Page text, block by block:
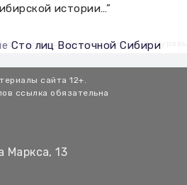
истории…”
Сто лиц Восточной Сибири
краеведческий музей имени Н.Н.
сайта 12+.
ссылка обязательна
Маркса, 13